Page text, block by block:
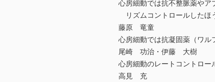
心房細動では抗不整脈薬やア
リズムコントロールしたほ
藤原 竜童
心房細動では抗凝固薬（ワル
尾崎 功治・伊藤 大樹
心房細動のレートコントロー
高見 充